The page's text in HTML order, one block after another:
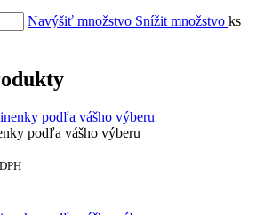
Navýšiť množstvo Snížit množstvo ks
podľa vášho výberu